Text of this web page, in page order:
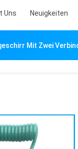
Uns Neuigkeiten
Mit Zwei